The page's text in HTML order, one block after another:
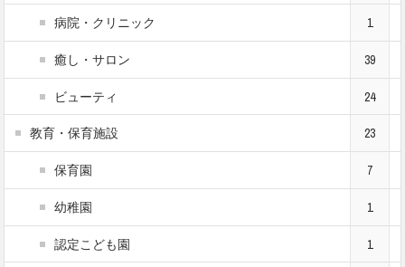
病院・クリニック 1
癒し・サロン 39
ビューティ 24
教育・保育施設 23
保育園 7
幼稚園 1
認定こども園 1